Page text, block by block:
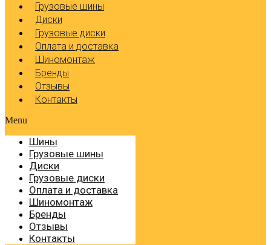
Грузовые шины
Диски
Грузовые диски
Оплата и доставка
Шиномонтаж
Бренды
Отзывы
Контакты
Menu
Шины
Грузовые шины
Диски
Грузовые диски
Оплата и доставка
Шиномонтаж
Бренды
Отзывы
Контакты